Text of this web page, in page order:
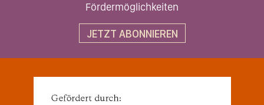
Fördermöglichkeiten
JETZT ABONNIEREN